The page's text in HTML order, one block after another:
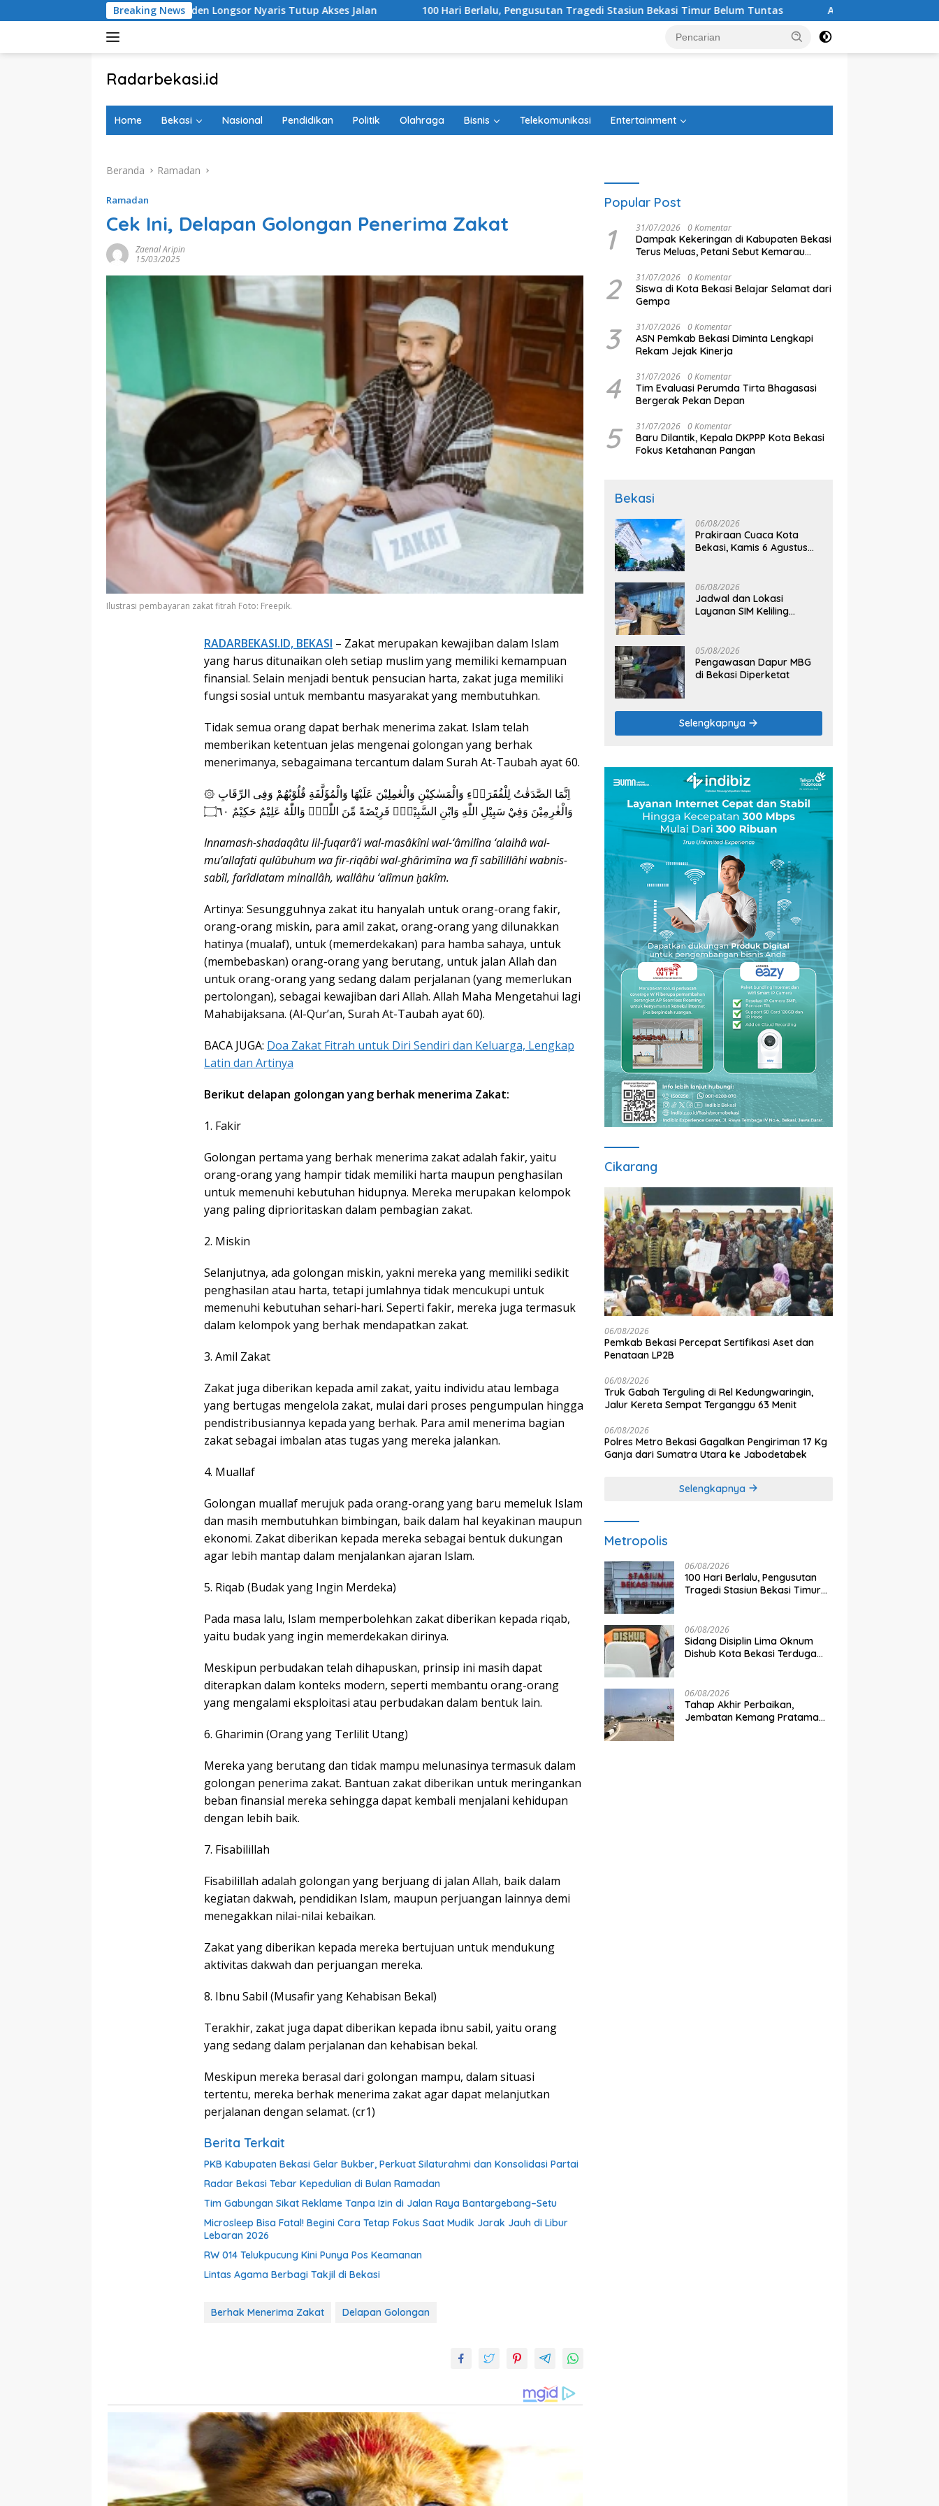
ke
Breaking News
Tebing di Jatiraden Longsor Nyaris Tutup Akses Jalan 100 Hari Berlalu, Pengusutan Tragedi Stasiun Bekasi Timur Belum Tuntas Anggota DPRD Kota Bekasi Suryo Harjo
Radarbekasi.id
Bekasi
Home Bekasi Nasional Pendidikan Politik Olahraga Bisnis Telekomunikasi Entertainment
Beranda Ramadan
Ramadan
Cek Ini, Delapan Golongan Penerima Zakat
Zaenal Aripin
15/03/2025
Ilustrasi pembayaran zakat fitrah Foto: Freepik.
RADARBEKASI.ID, BEKASI – Zakat merupakan kewajiban dalam Islam
yang harus ditunaikan oleh setiap muslim yang memiliki kemampuan
finansial. Selain menjadi bentuk pensucian harta, zakat juga memiliki
fungsi sosial untuk membantu masyarakat yang membutuhkan.
Tidak semua orang dapat berhak menerima zakat. Islam telah
memberikan ketentuan jelas mengenai golongan yang berhak
menerimanya, sebagaimana tercantum dalam Surah At-Taubah ayat 60.
۞ اِنَّمَا الصَّدَقٰتُ لِلْفُقَرَاۤءِ وَالْمَسٰكِيْنِ وَالْعٰمِلِيْنَ عَلَيْهَا وَالْمُؤَلَّفَةِ قُلُوْبُهُمْ وَفِى الرِّقَابِ
وَالْغٰرِمِيْنَ وَفِيْ سَبِيْلِ اللّٰهِ وَابْنِ السَّبِيْلِۗ فَرِيْضَةً مِّنَ اللّٰهِۗ وَاللّٰهُ عَلِيْمٌ حَكِيْمٌ ۝٦٠
Innamash-shadaqâtu lil-fuqarâ’i wal-masâkîni wal-‘âmilîna ‘alaihâ wal-
mu’allafati qulûbuhum wa fir-riqâbi wal-ghârimîna wa fî sabîlillâhi wabnis-
sabîl, farîdlatam minallâh, wallâhu ‘alîmun ḫakîm.
Artinya: Sesungguhnya zakat itu hanyalah untuk orang-orang fakir,
orang-orang miskin, para amil zakat, orang-orang yang dilunakkan
hatinya (mualaf), untuk (memerdekakan) para hamba sahaya, untuk
(membebaskan) orang-orang yang berutang, untuk jalan Allah dan
untuk orang-orang yang sedang dalam perjalanan (yang memerlukan
pertolongan), sebagai kewajiban dari Allah. Allah Maha Mengetahui lagi
Mahabijaksana. (Al-Qur’an, Surah At-Taubah ayat 60).
BACA JUGA: Doa Zakat Fitrah untuk Diri Sendiri dan Keluarga, Lengkap
Latin dan Artinya
Berikut delapan golongan yang berhak menerima Zakat:
1. Fakir
Golongan pertama yang berhak menerima zakat adalah fakir, yaitu
orang-orang yang hampir tidak memiliki harta maupun penghasilan
untuk memenuhi kebutuhan hidupnya. Mereka merupakan kelompok
yang paling diprioritaskan dalam pembagian zakat.
2. Miskin
Selanjutnya, ada golongan miskin, yakni mereka yang memiliki sedikit
penghasilan atau harta, tetapi jumlahnya tidak mencukupi untuk
memenuhi kebutuhan sehari-hari. Seperti fakir, mereka juga termasuk
dalam kelompok yang berhak mendapatkan zakat.
3. Amil Zakat
Zakat juga diberikan kepada amil zakat, yaitu individu atau lembaga
yang bertugas mengelola zakat, mulai dari proses pengumpulan hingga
pendistribusiannya kepada yang berhak. Para amil menerima bagian
zakat sebagai imbalan atas tugas yang mereka jalankan.
4. Muallaf
Golongan muallaf merujuk pada orang-orang yang baru memeluk Islam
dan masih membutuhkan bimbingan, baik dalam hal keyakinan maupun
ekonomi. Zakat diberikan kepada mereka sebagai bentuk dukungan
agar lebih mantap dalam menjalankan ajaran Islam.
5. Riqab (Budak yang Ingin Merdeka)
Pada masa lalu, Islam memperbolehkan zakat diberikan kepada riqab,
yaitu budak yang ingin memerdekakan dirinya.
Meskipun perbudakan telah dihapuskan, prinsip ini masih dapat
diterapkan dalam konteks modern, seperti membantu orang-orang
yang mengalami eksploitasi atau perbudakan dalam bentuk lain.
6. Gharimin (Orang yang Terlilit Utang)
Mereka yang berutang dan tidak mampu melunasinya termasuk dalam
golongan penerima zakat. Bantuan zakat diberikan untuk meringankan
beban finansial mereka sehingga dapat kembali menjalani kehidupan
dengan lebih baik.
7. Fisabilillah
Fisabilillah adalah golongan yang berjuang di jalan Allah, baik dalam
kegiatan dakwah, pendidikan Islam, maupun perjuangan lainnya demi
menegakkan nilai-nilai kebaikan.
Zakat yang diberikan kepada mereka bertujuan untuk mendukung
aktivitas dakwah dan perjuangan mereka.
8. Ibnu Sabil (Musafir yang Kehabisan Bekal)
Terakhir, zakat juga dapat diberikan kepada ibnu sabil, yaitu orang
yang sedang dalam perjalanan dan kehabisan bekal.
Meskipun mereka berasal dari golongan mampu, dalam situasi
tertentu, mereka berhak menerima zakat agar dapat melanjutkan
perjalanan dengan selamat. (cr1)
Berita Terkait
PKB Kabupaten Bekasi Gelar Bukber, Perkuat Silaturahmi dan Konsolidasi Partai
Radar Bekasi Tebar Kepedulian di Bulan Ramadan
Tim Gabungan Sikat Reklame Tanpa Izin di Jalan Raya Bantargebang–Setu
Microsleep Bisa Fatal! Begini Cara Tetap Fokus Saat Mudik Jarak Jauh di Libur
Lebaran 2026
RW 014 Telukpucung Kini Punya Pos Keamanan
Lintas Agama Berbagi Takjil di Bekasi
Berhak Menerima Zakat Delapan Golongan
Popular Post
1 31/07/2026 0 Komentar
Dampak Kekeringan di Kabupaten Bekasi
Terus Meluas, Petani Sebut Kemarau
2 31/07/2026 0 Komentar
Siswa di Kota Bekasi Belajar Selamat dari
Gempa
3 31/07/2026 0 Komentar
ASN Pemkab Bekasi Diminta Lengkapi
Rekam Jejak Kinerja
4 31/07/2026 0 Komentar
Tim Evaluasi Perumda Tirta Bhagasasi
Bergerak Pekan Depan
5 31/07/2026 0 Komentar
Baru Dilantik, Kepala DKPPP Kota Bekasi
Fokus Ketahanan Pangan
Bekasi
06/08/2026
Prakiraan Cuaca Kota
Bekasi, Kamis 6 Agustus
06/08/2026
Jadwal dan Lokasi
Layanan SIM Keliling
05/08/2026
Pengawasan Dapur MBG
di Bekasi Diperketat
Selengkapnya
Cikarang
06/08/2026
Pemkab Bekasi Percepat Sertifikasi Aset dan
Penataan LP2B
06/08/2026
Truk Gabah Terguling di Rel Kedungwaringin,
Jalur Kereta Sempat Terganggu 63 Menit
06/08/2026
Polres Metro Bekasi Gagalkan Pengiriman 17 Kg
Ganja dari Sumatra Utara ke Jabodetabek
Selengkapnya
Metropolis
06/08/2026
100 Hari Berlalu, Pengusutan
Tragedi Stasiun Bekasi Timur
06/08/2026
Sidang Disiplin Lima Oknum
Dishub Kota Bekasi Terduga
06/08/2026
Tahap Akhir Perbaikan,
Jembatan Kemang Pratama